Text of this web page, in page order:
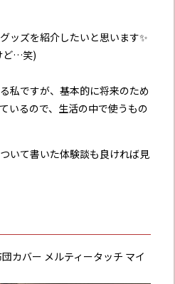
ッズを紹介したいと思います✨
ど…笑)
私ですが、基本的に将来のため
いるので、生活の中で使うもの
いて書いた体験談も良ければ見
カバー メルティータッチ マイ